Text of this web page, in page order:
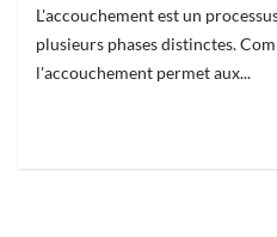
L'accouchement est un
plusieurs phases distinctes.
l'accouchement permet aux...